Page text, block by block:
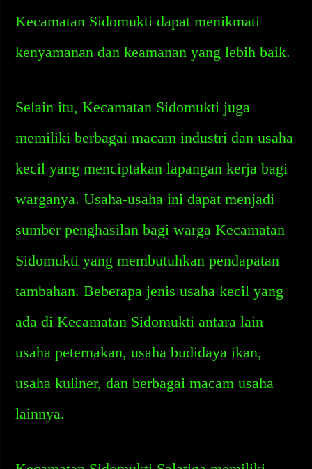
Kecamatan Sidomukti dapat menikmati
kenyamanan dan keamanan yang lebih baik.
Selain itu, Kecamatan Sidomukti juga
memiliki berbagai macam industri dan usaha
kecil yang menciptakan lapangan kerja bagi
warganya. Usaha-usaha ini dapat menjadi
sumber penghasilan bagi warga Kecamatan
Sidomukti yang membutuhkan pendapatan
tambahan. Beberapa jenis usaha kecil yang
ada di Kecamatan Sidomukti antara lain
usaha peternakan, usaha budidaya ikan,
usaha kuliner, dan berbagai macam usaha
lainnya.